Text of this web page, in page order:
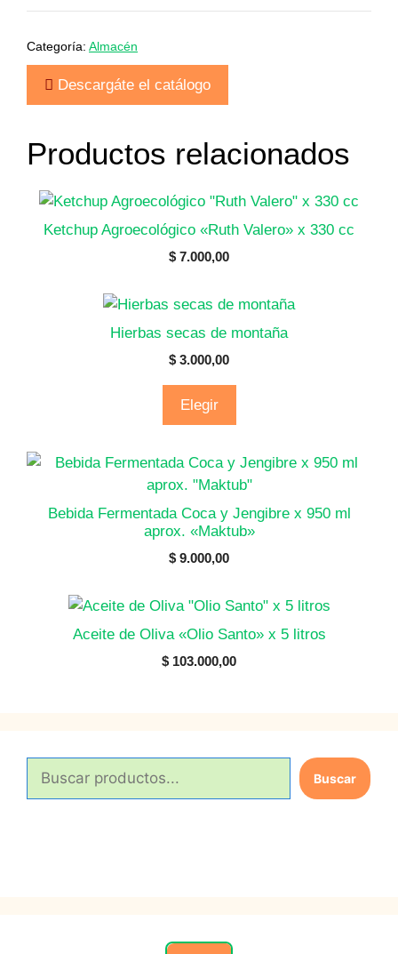
Categoría: Almacén
Descargáte el catálogo
Productos relacionados
Ketchup Agroecológico «Ruth Valero» x 330 cc
$ 7.000,00
Hierbas secas de montaña
$ 3.000,00
Elegir
Bebida Fermentada Coca y Jengibre x 950 ml
aprox. «Maktub»
$ 9.000,00
Aceite de Oliva «Olio Santo» x 5 litros
$ 103.000,00
Buscar